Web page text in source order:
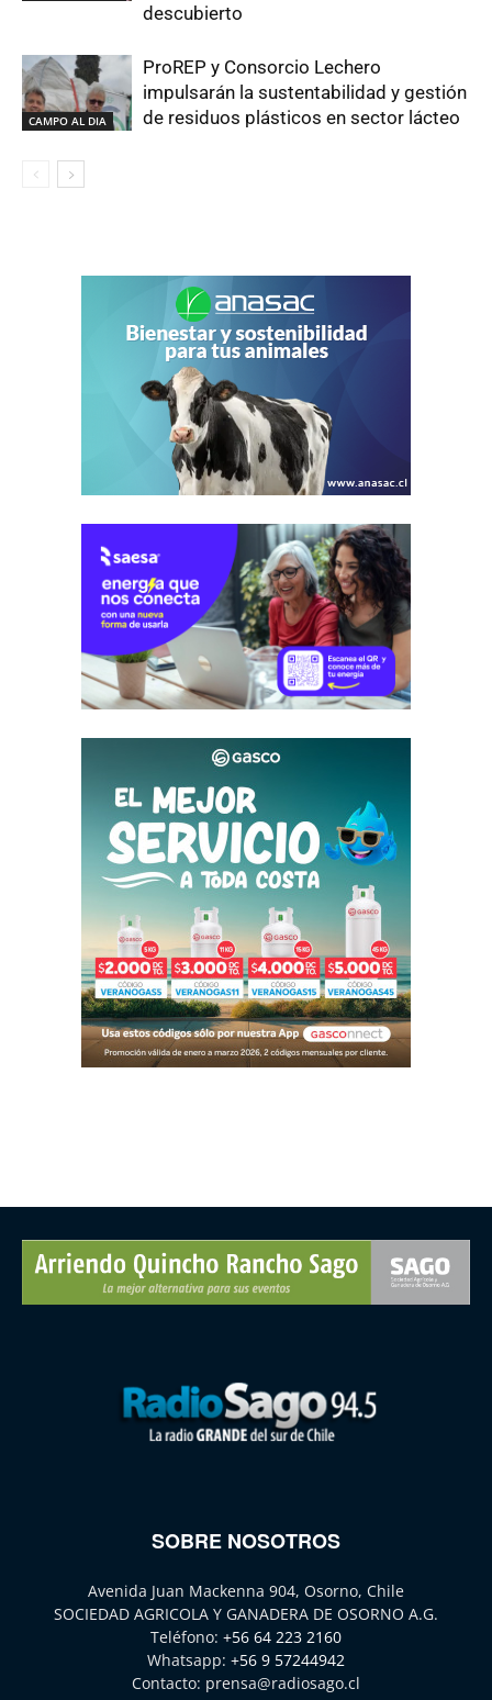
descubierto
CAMPO AL DIA
ProREP y Consorcio Lechero
impulsarán la sustentabilidad y gestión
de residuos plásticos en sector lácteo
SOBRE NOSOTROS
Avenida Juan Mackenna 904, Osorno, Chile
SOCIEDAD AGRICOLA Y GANADERA DE OSORNO A.G.
Teléfono: +56 64 223 2160
Whatsapp: +56 9 57244942
Contacto: prensa@radiosago.cl